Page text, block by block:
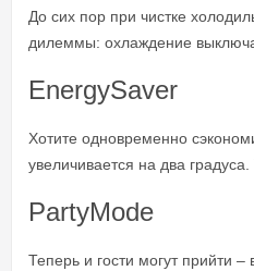
До сих пор при чистке
дилеммы: охлаждение
EnergySaver
Хотите одновременно
увеличивается на два
PartyMode
Теперь и гости могут прийти